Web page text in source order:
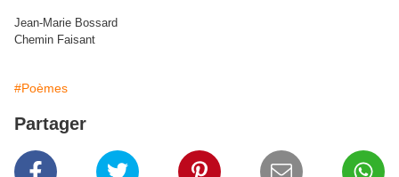
Jean-Marie Bossard
Chemin Faisant
#Poèmes
Partager